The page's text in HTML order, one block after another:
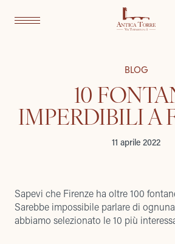
BLOG
10
IMPERDIBILI A
11 aprile 2022
Sapevi che Firenze ha oltre 100
Sarebbe impossibile parlare di
abbiamo selezionato le 10 più